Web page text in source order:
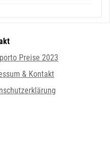
Preise 2023
& Kontakt